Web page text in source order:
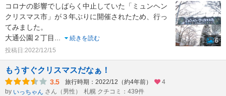
コロナの影響でしばらく中止していた「ミュンヘン
クリスマス市」が３年ぶりに開催されたため、行っ
てみました。
大通公園２丁目
続きを読む
投稿日:2022/12/15
6
もうすぐクリスマスだなぁ！
3.5 旅行時期：2022/12（約4年前）
4
by いっちゃん さん（男性） 札幌 クチコミ：439件